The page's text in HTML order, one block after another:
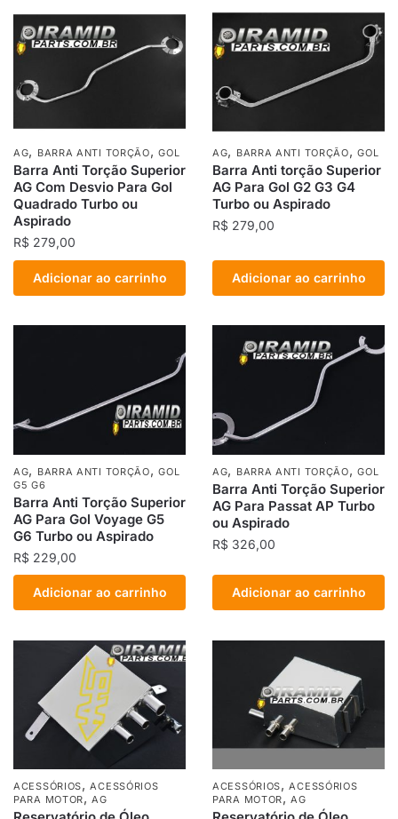
AG, BARRA ANTI TORÇÃO,GOL
Barra Anti Torção Superior
AG Com Desvio Para Gol
Quadrado Turbo ou
Aspirado
R$ 279,00
Adicionar ao carrinho
AG, BARRA ANTI TORÇÃO,GOL
Barra Anti torção Superior
AG Para Gol G2 G3 G4
Turbo ou Aspirado
R$ 279,00
Adicionar ao carrinho
AG, BARRA ANTI TORÇÃO,GOL
G5 G6
Barra Anti Torção Superior
AG Para Gol Voyage G5
G6 Turbo ou Aspirado
R$ 229,00
Adicionar ao carrinho
AG, BARRA ANTI TORÇÃO,GOL
Barra Anti Torção Superior
AG Para Passat AP Turbo
ou Aspirado
R$ 326,00
Adicionar ao carrinho
ACESSÓRIOS,ACESSÓRIOS
PARA MOTOR,AG
ACESSÓRIOS,ACESSÓRIOS
PARA MOTOR,AG